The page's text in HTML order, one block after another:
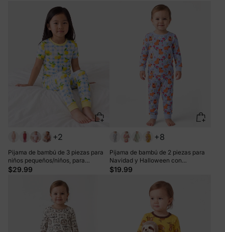
+2
Pijama de bambú de 3 piezas para
niños pequeños/niños, para
Navidad/Halloween, 2 en 1, para las
$29.99
+8
Pijama de bambú de 2 piezas para
Navidad y Halloween con
estampado infantil para bebé o niño
$19.99